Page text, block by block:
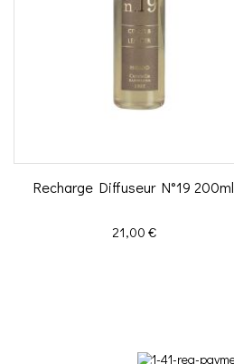
Recharge Diffuseur N°19 200ml
Prix
21,00 €